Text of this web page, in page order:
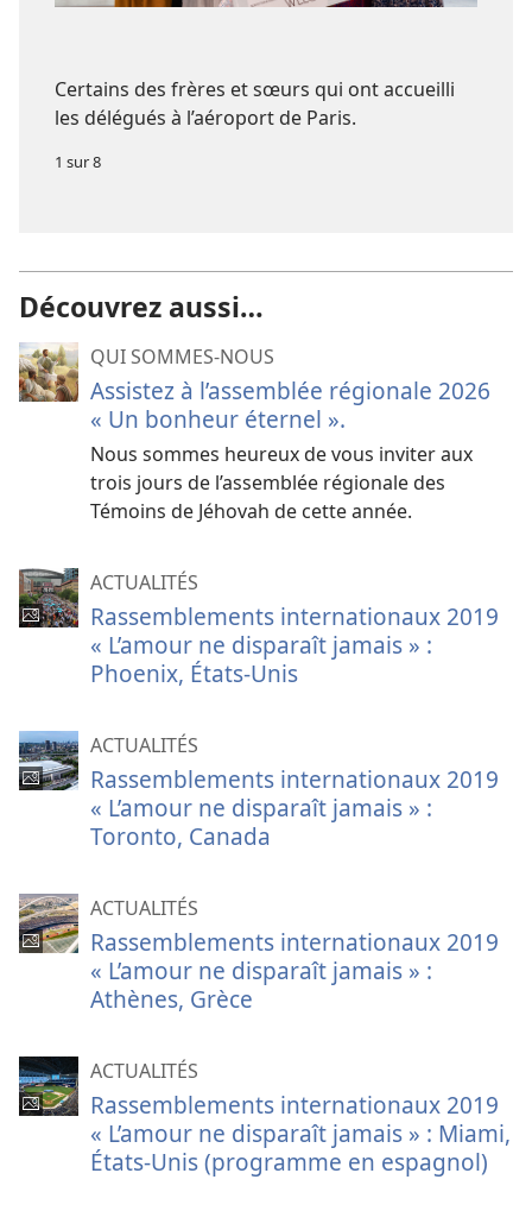
Certains des frères et sœurs qui ont accueilli
les délégués à l’aéroport de Paris.
1 sur 8
Découvrez aussi…
QUI SOMMES-NOUS
Assistez à l’assemblée régionale 2026
« Un bonheur éternel ».
Nous sommes heureux de vous inviter aux
trois jours de l’assemblée régionale des
Témoins de Jéhovah de cette année.
ACTUALITÉS
Rassemblements internationaux 2019
« L’amour ne disparaît jamais » :
Phoenix, États-Unis
ACTUALITÉS
Rassemblements internationaux 2019
« L’amour ne disparaît jamais » :
Toronto, Canada
ACTUALITÉS
Rassemblements internationaux 2019
« L’amour ne disparaît jamais » :
Athènes, Grèce
ACTUALITÉS
Rassemblements internationaux 2019
« L’amour ne disparaît jamais » : Miami,
États-Unis (programme en espagnol)